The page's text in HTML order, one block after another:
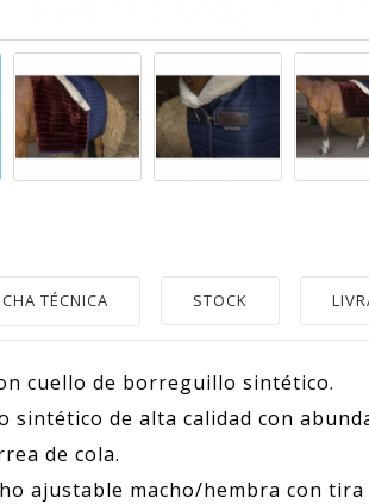
TÉCNICA STOCK
cuello de borreguillo sintético.
sintético de alta calidad con
de cola.
ajustable macho/hembra con